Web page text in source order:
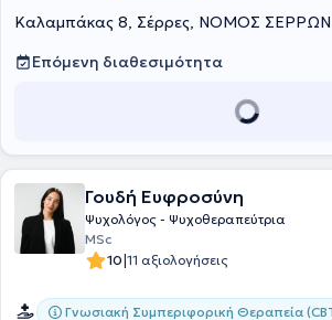
Καλαμπάκας 8, Σέρρες, ΝΟΜΟΣ ΣΕΡΡΩΝ
Επόμενη διαθεσιμότητα
Γουδή Ευφροσύνη
Ψυχολόγος - Ψυχοθεραπεύτρια
MSc
10|11 αξιολογήσεις
Γνωσιακή Συμπεριφορική Θεραπεία